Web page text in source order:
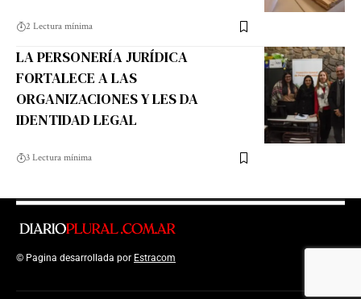
2 Lectura mínima
LA PERSONERÍA JURÍDICA
FORTALECE A LAS
ORGANIZACIONES Y LES DA
IDENTIDAD LEGAL
3 Lectura mínima
© Pagina desarrollada por Estracom